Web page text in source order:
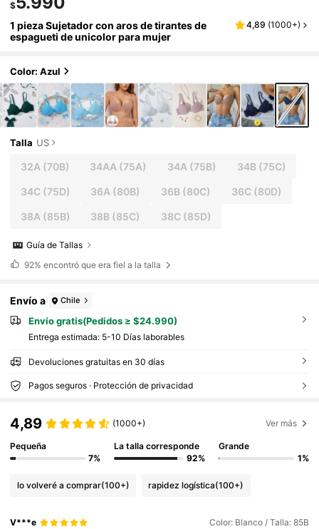
$
1 pieza Sujetador con aros de tirantes de
espagueti de unicolor para mujer
4,89 (1000+)
Color: Azul
Talla US
32A (70B) 34AA (75A) 34A (75B) 34B(75C)
34C(75D) 36A (80B) 36B(80C) 36C(80D)
38A (85B) 38B (85C) 38C(85D)
Guía de Tallas
92% encontró que era fiel a la talla
Envío a Chile
Envío gratis(Pedidos ≥ $24.990)
Entrega estimada: 5-10 Días laborables
Devoluciones gratuitas en 30 días
Pagos seguros · Protección de privacidad
4,89 (1000+) Ver más
Pequeña
7%
La talla corresponde
92%
Grande
1%
lo volveré a comprar(100+) rapidez logística(100+)
V***e Color: Blanco / Talla: 85B